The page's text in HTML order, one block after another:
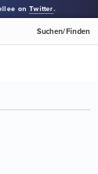
onTwitter.
Suchen/Finden